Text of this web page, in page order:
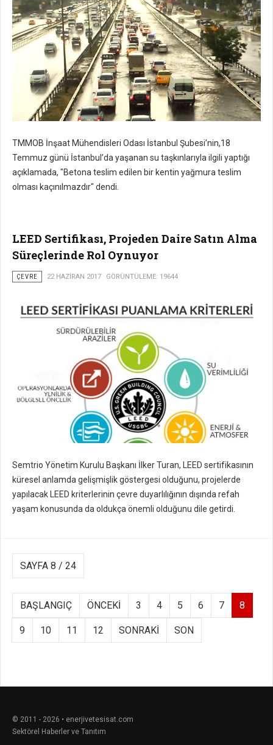
TMMOB İnşaat Mühendisleri Odası İstanbul Şubesi’nin,18
Temmuz günü İstanbul’da yaşanan su taşkınlarıyla ilgili yaptığı
açıklamada, "Betona teslim edilen bir kentin yağmura teslim
olması kaçınılmazdır" dendi.
LEED Sertifikası, Projeden Daire Satın Alma
Süreçlerinde Rol Oynuyor
ÇEVRE 22 HAZIRAN 2017 GÖRÜNTÜLEME: 19644
Semtrio Yönetim Kurulu Başkanı İlker Turan, LEED sertifikasının
küresel anlamda gelişmişlik göstergesi olduğunu, projelerde
yapılacak LEED kriterlerinin çevre duyarlılığının dışında refah
yaşam konusunda da oldukça önemli olduğunu dile getirdi.
SAYFA 8 / 24
BAŞLANGIÇ ÖNCEKI 3 4 5 6 7 8
9 10 11 12 SONRAKI SON
© 2011 - 2026 • enerjivetesisat.com
Sektörel Haberler ve Tanıtım